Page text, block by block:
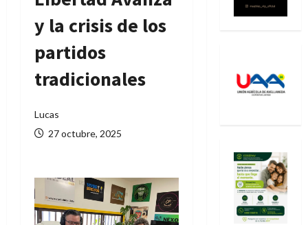
y la crisis de los
partidos
tradicionales
Lucas
27 octubre, 2025